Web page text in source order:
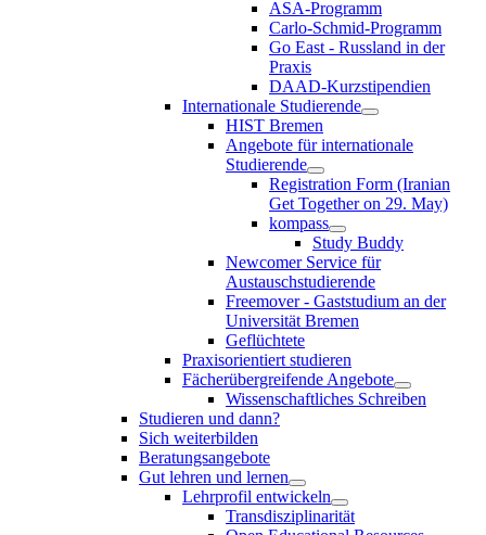
ASA-Programm
Carlo-Schmid-Programm
Go East - Russland in der
Praxis
DAAD-Kurzstipendien
Internationale Studierende
HIST Bremen
Angebote für internationale
Studierende
Registration Form (Iranian
Get Together on 29. May)
kompass
Study Buddy
Newcomer Service für
Austauschstudierende
Freemover - Gaststudium an der
Universität Bremen
Geflüchtete
Praxisorientiert studieren
Fächerübergreifende Angebote
Wissenschaftliches Schreiben
Studieren und dann?
Sich weiterbilden
Beratungsangebote
Gut lehren und lernen
Lehrprofil entwickeln
Transdisziplinarität